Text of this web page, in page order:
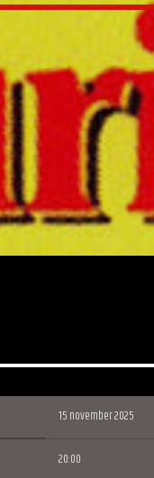
15 november 2025
20:00